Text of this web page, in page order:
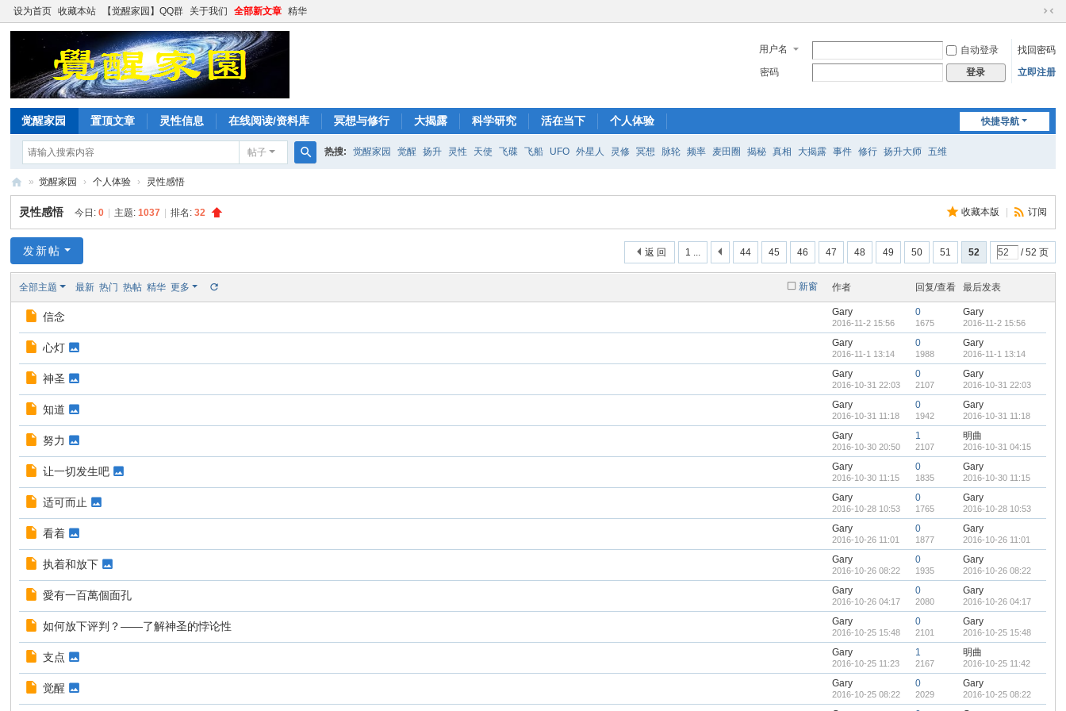
设为首页 收藏本站 【觉醒家园】QQ群 关于我们 全部新文章 精华
切
到
窄
用户名 自动登录
找回密码
密码
登录 立即注册
快捷导航
觉醒家园 置顶文章 灵性信息 在线阅读/资料库 冥想与修行 大揭露 科学研究 活在当下 个人体验
帖子
索
热搜: 觉醒家园 觉醒 扬升 灵性 天使 飞碟 飞船 UFO 外星人 灵修 冥想 脉轮 频率 麦田圈 揭秘 真相 大揭露 事件 修行 扬升大师 五维
觉
醒
园
» 觉醒家园 › 个人体验 › 灵性感悟
收藏本版 订阅
灵性感悟 今日:0 主题:1037 排名:32
1 ... 44 45 46 47 48 49 50 51 52 / 52 页
返 回
发新帖
新窗
全部主题 最新 热门 热帖 精华 更多 作者 回复/查看 最后发表
信念 Gary
2016-11-2 15:56
0
1675
Gary
2016-11-2 15:56
心灯 Gary
2016-11-1 13:14
0
1988
Gary
2016-11-1 13:14
神圣 Gary
2016-10-31 22:03
0
2107
Gary
2016-10-31 22:03
知道 Gary
2016-10-31 11:18
0
1942
Gary
2016-10-31 11:18
努力 Gary
2016-10-30 20:50
1
2107
明曲
2016-10-31 04:15
让一切发生吧 Gary
2016-10-30 11:15
0
1835
Gary
2016-10-30 11:15
适可而止 Gary
2016-10-28 10:53
0
1765
Gary
2016-10-28 10:53
看着 Gary
2016-10-26 11:01
0
1877
Gary
2016-10-26 11:01
执着和放下 Gary
2016-10-26 08:22
0
1935
Gary
2016-10-26 08:22
愛有一百萬個面孔 Gary
2016-10-26 04:17
0
2080
Gary
2016-10-26 04:17
如何放下评判？——了解神圣的悖论性 Gary
2016-10-25 15:48
0
2101
Gary
2016-10-25 15:48
支点 Gary
2016-10-25 11:23
1
2167
明曲
2016-10-25 11:42
觉醒 Gary
2016-10-25 08:22
0
2029
Gary
2016-10-25 08:22